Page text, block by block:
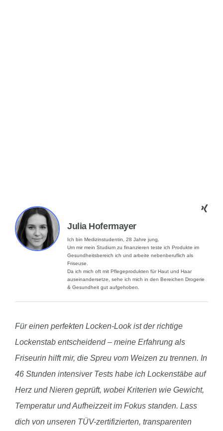
Julia Hofermayer
Ich bin Medizinstudentin, 28 Jahre jung.
Um mir mein Studium zu finanzieren teste ich Produkte im
Gesundheitsbereich ich und arbeite nebenberuflich als
Friseuse.
Da ich mich oft mit Pflegeprodukten für Haut und Haar
auseinandersetze, sehe ich mich in den Bereichen Drogerie
& Gesundheit gut aufgehoben.
Für einen perfekten Locken-Look ist der richtige
Lockenstab entscheidend – meine Erfahrung als
Friseurin hilft mir, die Spreu vom Weizen zu trennen. In
46 Stunden intensiver Tests habe ich Lockenstäbe auf
Herz und Nieren geprüft, wobei Kriterien wie Gewicht,
Temperatur und Aufheizzeit im Fokus standen. Lass
dich von unseren TÜV-zertifizierten, transparenten